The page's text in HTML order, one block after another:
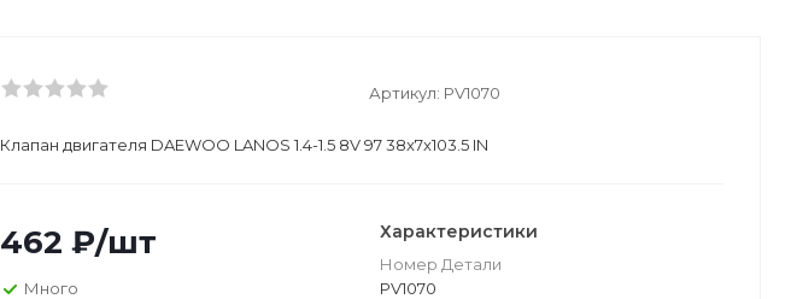
Артикул: PV1070
Клапан двигателя DAEWOO LANOS 1.4-1.5 8V 97 38x7x103.5 IN
462 ₽/шт
Много
Характеристики
Номер Детали
PV1070